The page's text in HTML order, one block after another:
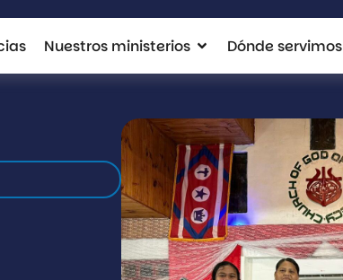
Nuestros ministerios Dónde servimos